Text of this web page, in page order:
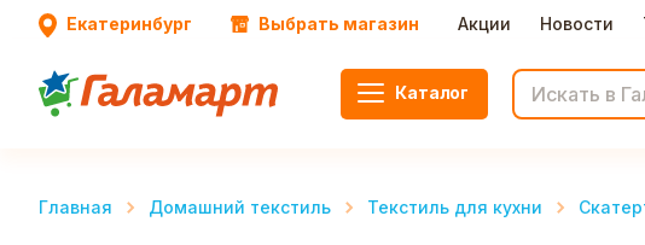
Екатеринбург Выбрать магазин Акции Новости
Каталог
Главная Домашний текстиль Текстиль для кухни